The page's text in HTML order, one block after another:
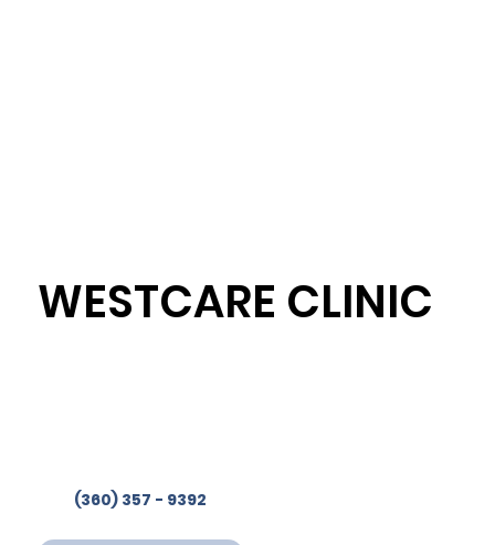
WESTCARE CLINIC
(360) 357 - 9392